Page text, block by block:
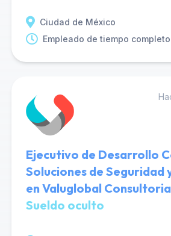
Ciudad de México
Empleado de tiempo completo
Ejecutivo de Desarrollo
Soluciones de Seguridad
en Valuglobal Consultoria
Sueldo oculto